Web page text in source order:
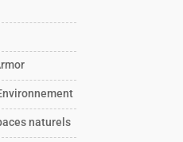
naturels